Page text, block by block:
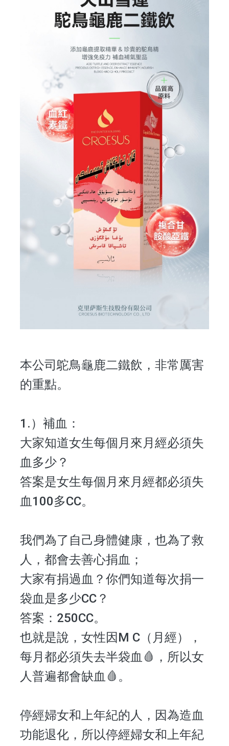
本公司鴕鳥龜鹿二鐵飲，非常厲害
的重點。
1.）補血：
大家知道女生每個月來月經必須失
血多少？
答案是女生每個月來月經都必須失
血100多CC。
我們為了自己身體健康，也為了救
人，都會去善心捐血；
大家有捐過血？你們知道每次捐一
袋血是多少CC？
答案：250CC。
也就是說，女性因M C（月經），
每月都必須失去半袋血🩸，所以女
人普遍都會缺血🩸。
停經婦女和上年紀的人，因為造血
功能退化，所以停經婦女和上年紀